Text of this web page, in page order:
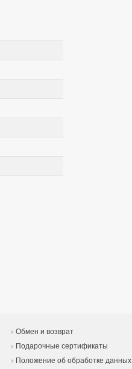
Обмен и возврат
Подарочные сертификаты
Положение об обработке данных